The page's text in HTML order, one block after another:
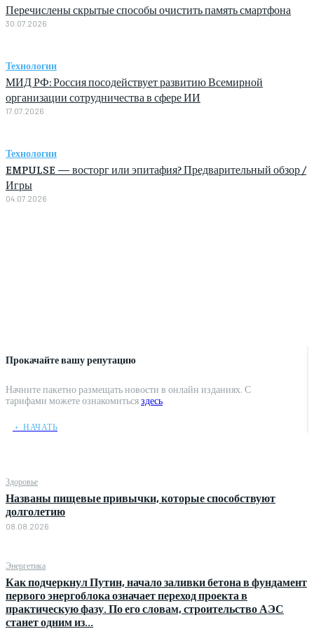
Прокачайте вашу репутацию
Начните пакетно размещать новости в онлайн изданиях. С
тарифами можете ознакомитьсяздесь
﹢ НАЧАТЬ
Здоровье
Названы пищевые привычки, которые способствуют
долголетию
08.08.2026
Энергетика
Как подчеркнул Путин, начало заливки бетона в фундамент
первого энергоблока означает переход проекта в
практическую фазу. По его словам, строительство АЭС
станет одним из...
Перечислены скрытые способы очистить память смартфона
30.07.2026
Технологии
МИД РФ: Россия посодействует развитию Всемирной
организации сотрудничества в сфере ИИ
17.07.2026
Технологии
EMPULSE — восторг или эпитафия? Предварительный обзор /
Игры
04.07.2026